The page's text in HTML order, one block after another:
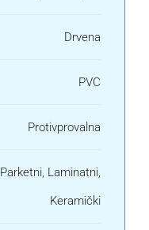
Drvena
PVC
Protivprovalna
Parketni, Laminatni,
Keramički